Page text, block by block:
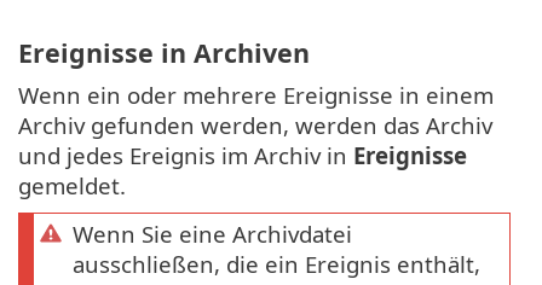
Ereignisse in Archiven
Wenn ein oder mehrere Ereignisse in einem
Archiv gefunden werden, werden das Archiv
und jedes Ereignis im Archiv in Ereignisse
gemeldet.
Wenn Sie eine Archivdatei
ausschließen, die ein Ereignis enthält,